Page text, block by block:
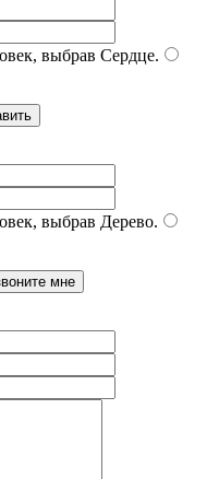
выбрав Сердце.
выбрав Дерево.